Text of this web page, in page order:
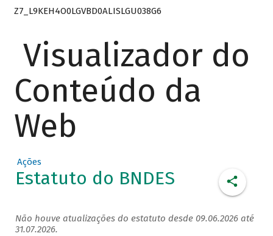
Z7_L9KEH4O0LGVBD0ALISLGU038G6
Visualizador do
Conteúdo da
Web
Ações
Estatuto do BNDES
Não houve atualizações do estatuto desde 09.06.2026 até
31.07.2026.